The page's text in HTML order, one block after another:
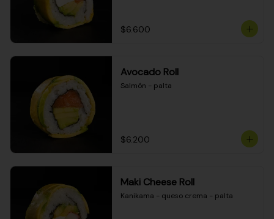
$6.600
Avocado Roll
Salmón - palta
$6.200
Maki Cheese Roll
Kanikama - queso crema - palta